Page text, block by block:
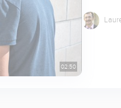
02:50